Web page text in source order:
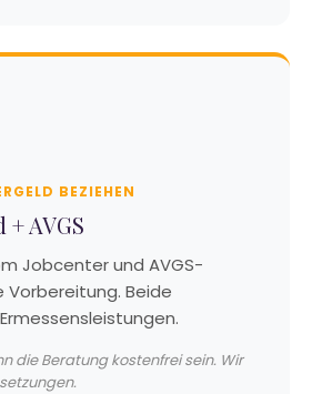
BEZIEHEN
AVGS
Jobcenter und AVGS-
Vorbereitung. Beide
die Beratung kostenfrei sein. Wir